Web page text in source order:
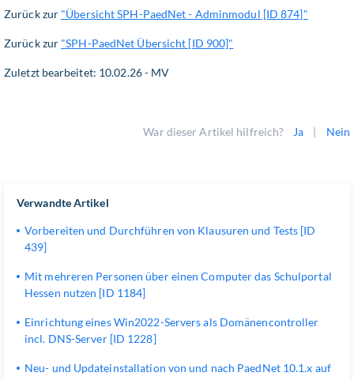
Zurück zur "Übersicht SPH-PaedNet - Adminmodul [ID 874]"
Zurück zur "SPH-PaedNet Übersicht [ID 900]"
Zuletzt bearbeitet: 10.02.26 - MV
War dieser Artikel hilfreich? Ja | Nein
Verwandte Artikel
Vorbereiten und Durchführen von Klausuren und Tests [ID
439]
Mit mehreren Personen über einen Computer das Schulportal
Hessen nutzen [ID 1184]
Einrichtung eines Win2022-Servers als Domänencontroller
incl. DNS-Server [ID 1228]
Neu- und Updateinstallation von und nach PaedNet 10.1.x auf